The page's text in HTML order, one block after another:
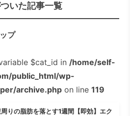
いた記事一覧
プ
$cat_id in /home/self-
public_html/wp-
archive.phpon line 119
りの脂肪を落とす1週間【即効】エク